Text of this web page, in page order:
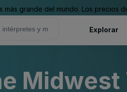
grande del mundo. Los
Explorar